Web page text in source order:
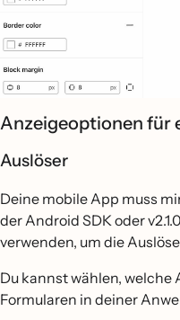
Anzeigeoptionen für
Auslöser
Deine mobile App muss
der Android SDK oder
verwenden, um die
Du kannst wählen, welche
Formularen in deiner